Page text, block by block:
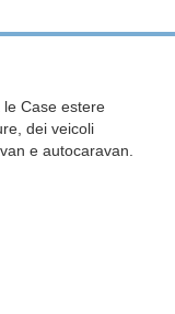
Case estere
dei veicoli
e autocaravan.